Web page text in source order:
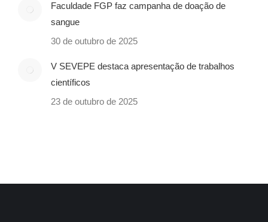
Faculdade FGP faz campanha de doação de
sangue
30 de outubro de 2025
V SEVEPE destaca apresentação de trabalhos
científicos
23 de outubro de 2025